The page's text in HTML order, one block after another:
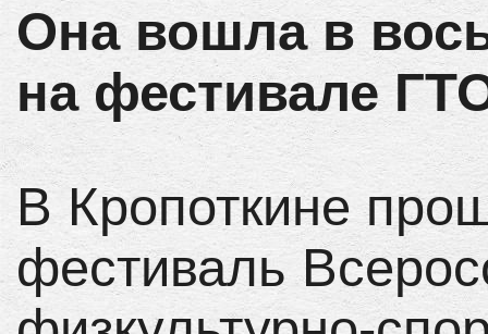
Она вошла в
на фестивале
В Кропоткине
фестиваль